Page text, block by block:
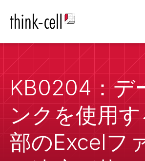
KB0204：デ
ンクを使用
部のExcelフ